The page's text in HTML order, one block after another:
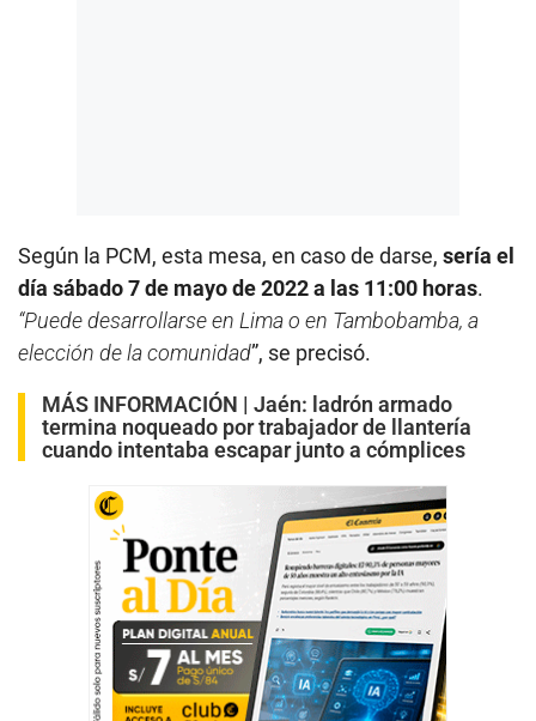
Según la PCM, esta mesa, en caso de darse, sería el
día sábado 7 de mayo de 2022 a las 11:00 horas.
“Puede desarrollarse en Lima o en Tambobamba, a
elección de la comunidad”, se precisó.
MÁS INFORMACIÓN | Jaén: ladrón armado
termina noqueado por trabajador de llantería
cuando intentaba escapar junto a cómplices